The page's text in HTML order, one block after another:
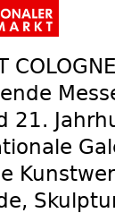
21.